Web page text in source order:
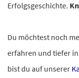
Erfolgsgeschichte.
Du möchtest noch
erfahren und tiefer
bist du auf unserer